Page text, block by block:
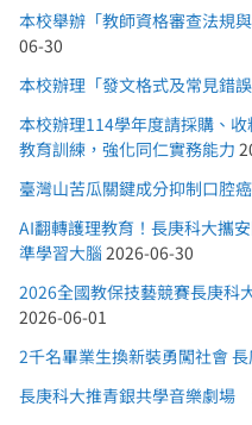
本校舉辦「教師資格審查法規
06-30
本校辦理「發文格式及常見錯
本校辦理114學年度請採購、
教育訓練，強化同仁實務能力
臺灣山苦瓜關鍵成分抑制口腔
AI翻轉護理教育！長庚科大攜
準學習大腦 2026-06-30
2026全國教保技藝競賽長庚
2026-06-01
2千名畢業生換新裝勇闖社會
長庚科大推青銀共學音樂劇場